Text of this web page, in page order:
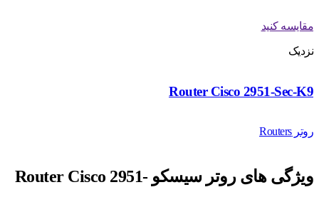
مقایسه کنید
نزدیک
Router Cisco 2951-Sec-K9
روتر Routers
ویژگی های روتر سیسکو Router Cisco 2951-